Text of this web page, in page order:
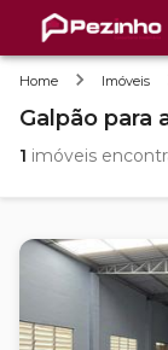
Home Imóveis
Galpão para
1 imóveis